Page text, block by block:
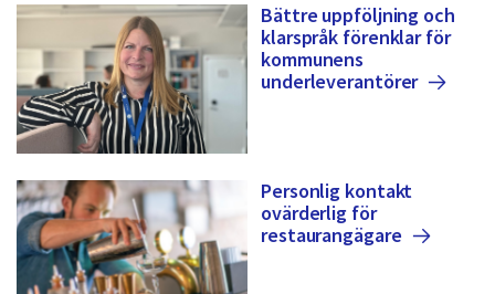
Bättre uppföljning och
klarspråk förenklar för
kommunens
underleverantörer
Personlig kontakt
ovärderlig för
restaurangägare